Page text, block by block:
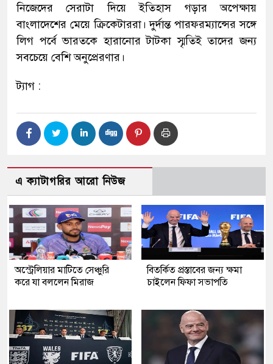
নিজেদের সেরাটা দিয়ে ইতিহাস গড়ার অপেক্ষায়
বাংলাদেশের মেয়ে ক্রিকেটাররা। দুর্দান্ত পারফরম্যান্সের সঙ্গে
লিগ পর্বে ভারতকে হারানোর টাটকা স্মৃতিই তাদের জন্য
সবচেয়ে বেশি অনুপ্রেরণার।
ট্যাগ :
এ ক্যাটাগরির আরো নিউজ
অস্ট্রেলিয়ার মাটিতে সেঞ্চুরি
করে যা বললেন মিরাজ
বিতর্কিত প্রস্তাবের জন্য ক্ষমা
চাইলেন ফিফা সভাপতি